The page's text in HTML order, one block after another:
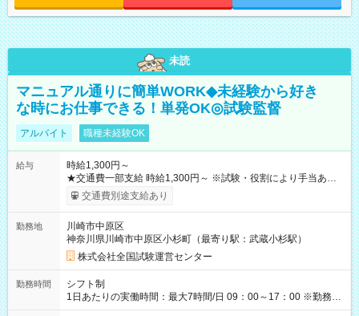
未読
マニュアル通りに簡単WORK◆未経験から好き
な時にお仕事できる！単発OK◎試験監督
アルバイト 職種未経験OK
給与
時給1,300円～
★交通費一部支給 時給1,300円～ ※試験・役割により手当あり
※勤務回数により昇給あり 【即給（前払い）オプションあ
り！】 希望される場合、勤務から1週間ほどで給与の一部を受け
例】 ・河合塾模擬試験 8:30～17:30（休憩1時間） 時給1,300円
×8時間＝日収10,400円＋交通費 ※当日の役割により時給＋100
円の場合あり ・国家試験 7:00～13:30（休憩なし） 時給1,300
円（役割手当＋100円）×6時間＝日収8,400円＋交通費 【試用期
間】試用期間なし
交通費別途支給あり
勤務地
川崎市中原区
神奈川県川崎市中原区小杉町（最寄り駅：武蔵小杉駅）
株式会社全国試験運営センター
勤務時間
シフト制
1日あたりの実働時間：最大7時間/日 09：00～17：00 ※勤務時
間は 試験により異なります。